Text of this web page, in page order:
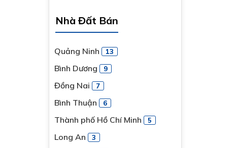
Nhà Đất Bán
Quảng Ninh 13
Bình Dương 9
Đồng Nai 7
Bình Thuận 6
Thành phố Hồ Chí Minh 5
Long An 3